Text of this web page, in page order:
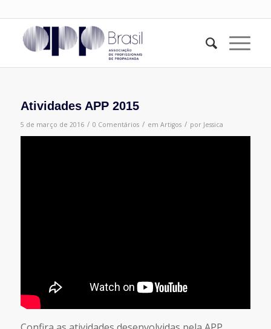
Atividades APP 2015
5 de março de 2016 / 0 Comentários / em Artigos / por Jessica